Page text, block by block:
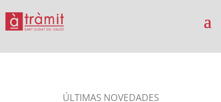
ÚLTIMAS NOVEDADES